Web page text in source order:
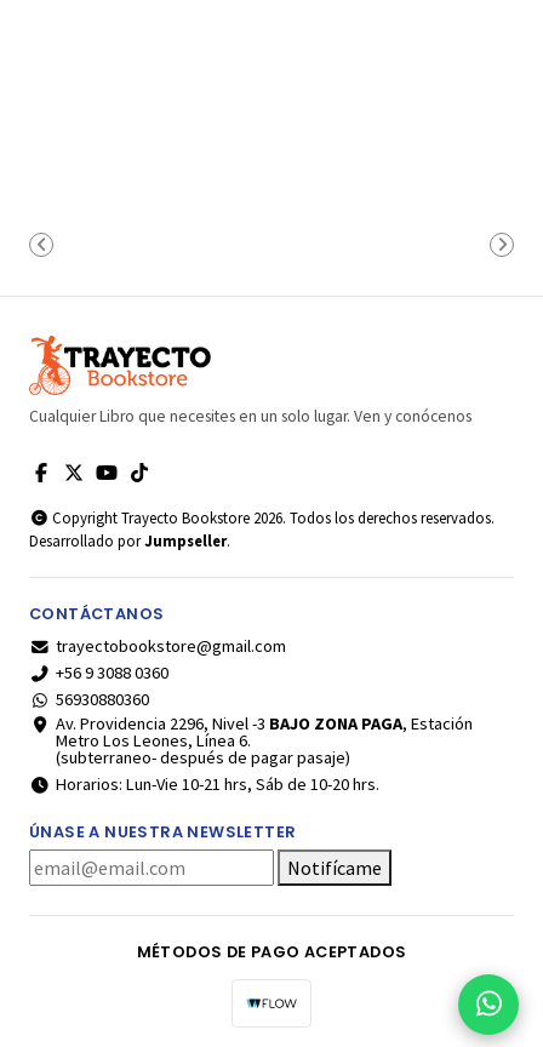
Cualquier Libro que necesites en un solo lugar. Ven y conócenos
Copyright Trayecto Bookstore 2026. Todos los derechos reservados.
Desarrollado porJumpseller.
CONTÁCTANOS
trayectobookstore@gmail.com
+56 9 3088 0360
56930880360
Av. Providencia 2296, Nivel -3 BAJO ZONA PAGA, Estación
Metro Los Leones, Línea 6.
(subterraneo- después de pagar pasaje)
Horarios: Lun-Vie 10-21 hrs, Sáb de 10-20 hrs.
ÚNASE A NUESTRA NEWSLETTER
Notifícame
MÉTODOS DE PAGO ACEPTADOS